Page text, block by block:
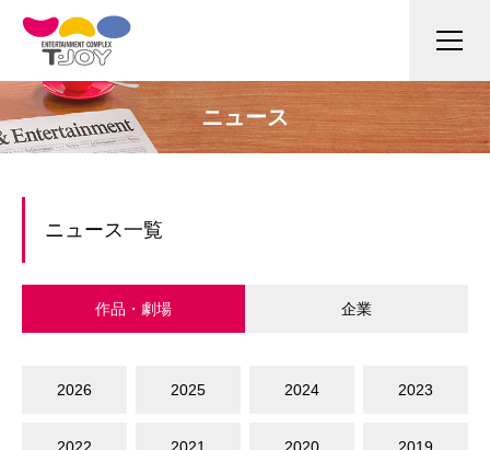
ニュース
ニュース一覧
作品・劇場 企業
2026 2025 2024 2023